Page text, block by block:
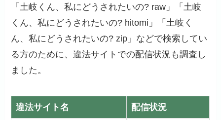
「土岐くん、私にどうされたいの? raw」「土岐
くん、私にどうされたいの? hitomi」「土岐く
ん、私にどうされたいの? zip」などで検索してい
る方のために、違法サイトでの配信状況も調査し
ました。
違法サイト名 配信状況